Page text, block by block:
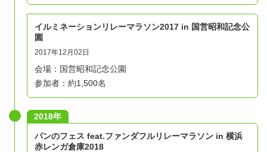
イルミネーションリレーマラソン2017 in 国営昭和記念公
園
2017年12月02日
会場：国営昭和記念公園
参加者：約1,500名
2018年
パンのフェス feat.ファンダフルリレーマラソン in 横浜
赤レンガ倉庫2018